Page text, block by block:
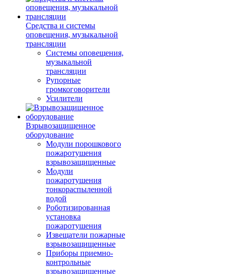
Средства и системы
оповещения, музыкальной
трансляции
Системы оповещения,
музыкальной
трансляции
Рупорные
громкоговорители
Усилители
Взрывозащищенное
оборудование
Модули порошкового
пожаротушения
взрывозащищенные
Модули
пожаротушения
тонкораспыленной
водой
Роботизированная
установка
пожаротушения
Извещатели пожарные
взрывозащищенные
Приборы приемно-
контрольные
взрывозащищенные